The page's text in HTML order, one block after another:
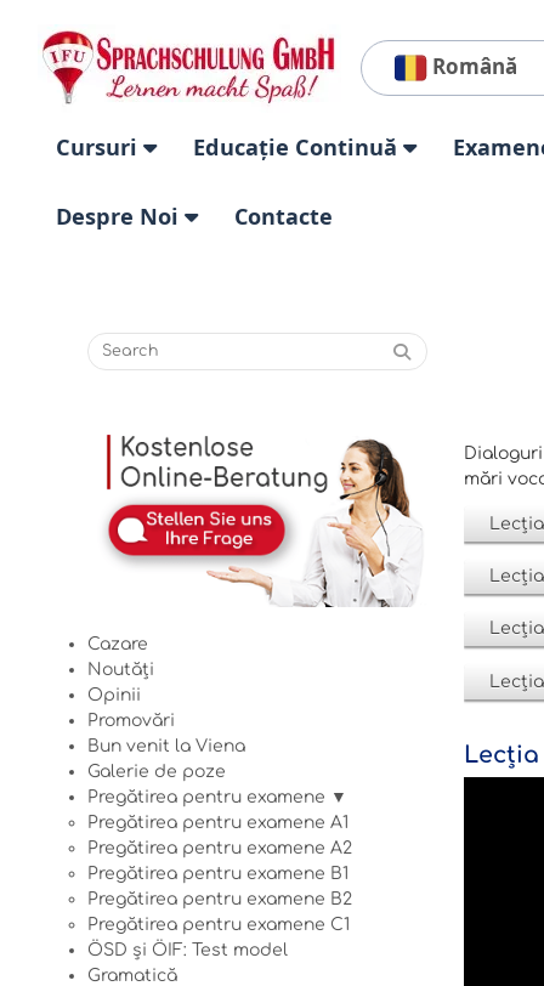
Română
Cursuri Educație Continuă
Despre Noi Contacte
Cazare
Noutăți
Opinii
Promovări
Bun venit la Viena
Galerie de poze
Pregătirea pentru examene ▼
Pregătirea pentru examene A1
Pregătirea pentru examene A2
Pregătirea pentru examene B1
Pregătirea pentru examene B2
Pregătirea pentru examene C1
ÖSD și ÖIF: Test model
Gramatică
mări
Lecția
Lecția
Lecția